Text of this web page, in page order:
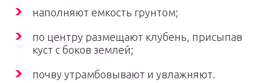
наполняют емкость грунтом;
по центру размещают клубень, присыпав
куст с боков землей;
почву утрамбовывают и увлажняют.